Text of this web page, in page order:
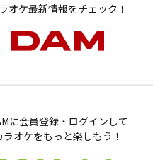
オケ最新情報をチェック！
に会員登録・ログインして
ラオケをもっと楽しもう！